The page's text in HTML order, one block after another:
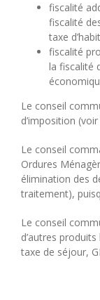
fiscalité
fiscalité
taxe
fiscalité
la fiscalité
Le conseil
d’imposition
Le conseil
Ordures
élimination des
traitement),
Le conseil
d’autres
taxe de séjour,